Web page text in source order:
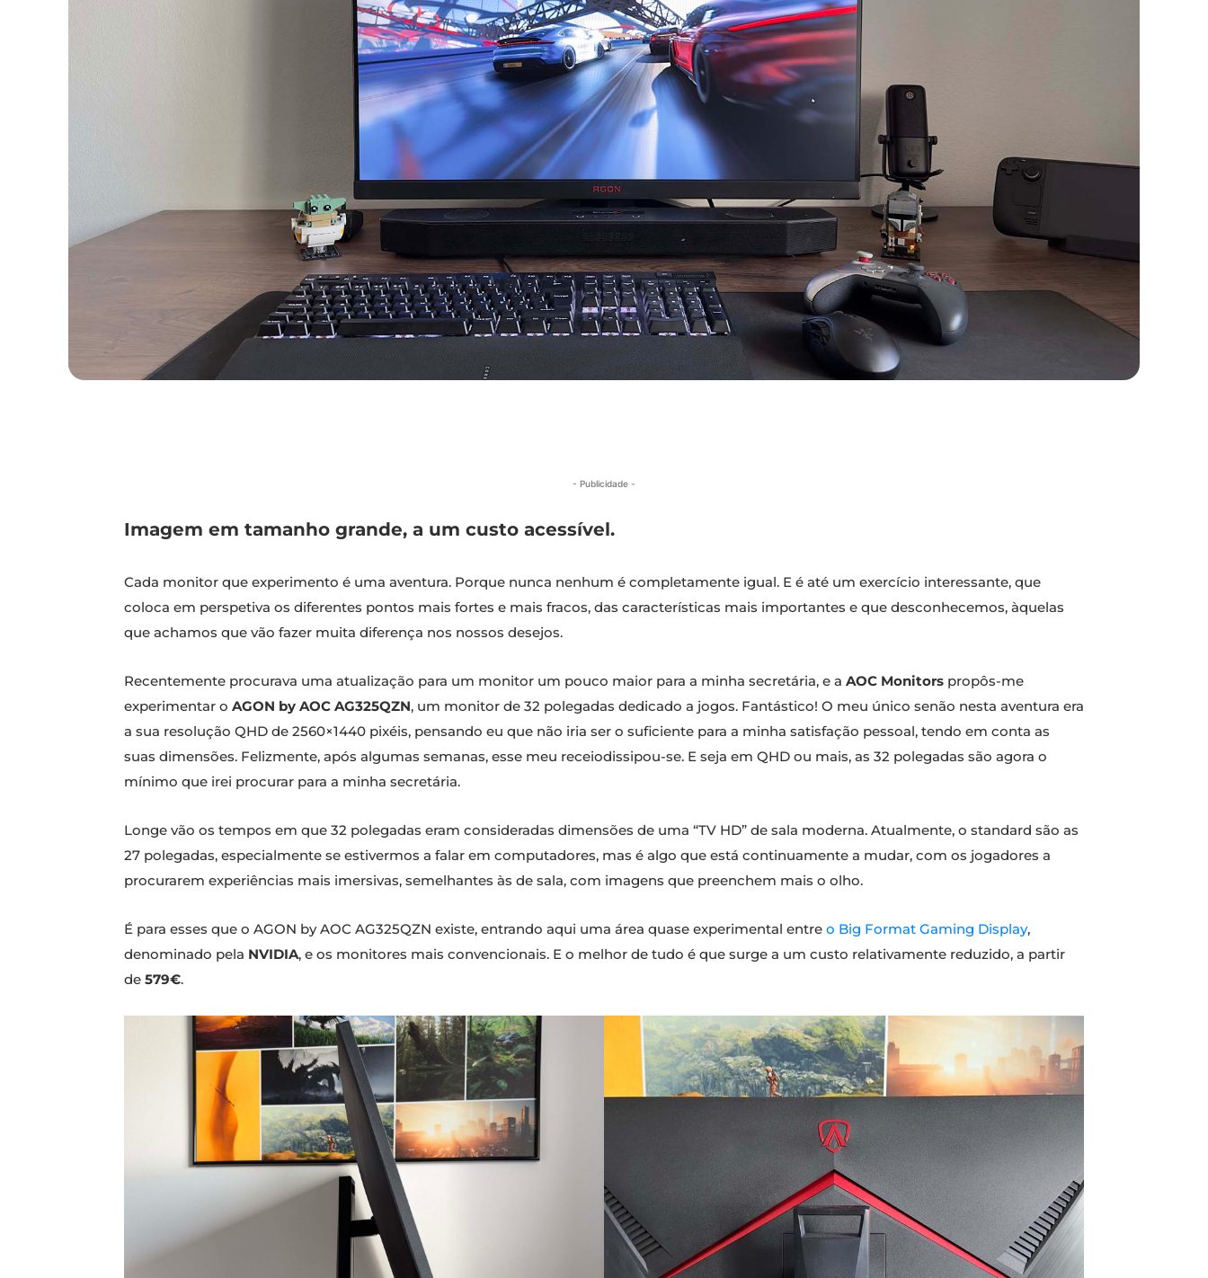
- Publicidade -
Imagem em tamanho grande, a um custo acessível.
Cada monitor que experimento é uma aventura. Porque nunca nenhum é completamente igual. E é até um exercício interessante, que
coloca em perspetiva os diferentes pontos mais fortes e mais fracos, das características mais importantes e que desconhecemos, àquelas
que achamos que vão fazer muita diferença nos nossos desejos.
Recentemente procurava uma atualização para um monitor um pouco maior para a minha secretária, e a AOC Monitors propôs-me
experimentar o AGON by AOC AG325QZN, um monitor de 32 polegadas dedicado a jogos. Fantástico! O meu único senão nesta aventura era
a sua resolução QHD de 2560×1440 pixéis, pensando eu que não iria ser o suficiente para a minha satisfação pessoal, tendo em conta as
suas dimensões. Felizmente, após algumas semanas, esse meu receiodissipou-se. E seja em QHD ou mais, as 32 polegadas são agora o
mínimo que irei procurar para a minha secretária.
Longe vão os tempos em que 32 polegadas eram consideradas dimensões de uma “TV HD” de sala moderna. Atualmente, o standard são as
27 polegadas, especialmente se estivermos a falar em computadores, mas é algo que está continuamente a mudar, com os jogadores a
procurarem experiências mais imersivas, semelhantes às de sala, com imagens que preenchem mais o olho.
É para esses que o AGON by AOC AG325QZN existe, entrando aqui uma área quase experimental entre o Big Format Gaming Display,
denominado pela NVIDIA, e os monitores mais convencionais. E o melhor de tudo é que surge a um custo relativamente reduzido, a partir
de 579€.